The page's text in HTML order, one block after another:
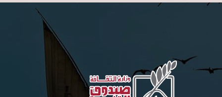
Skip to main content